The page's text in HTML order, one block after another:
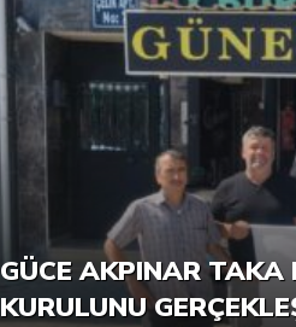
6. GÜCE TEKKEKÖY
KATILIMLA
GÜCE AKPINAR TAKA
KURULUNU